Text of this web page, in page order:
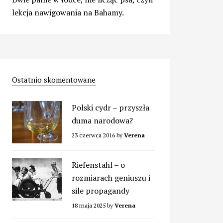
lekcja nawigowania na Bahamy.
Ostatnio skomentowane
Polski cydr – przyszła
duma narodowa?
23 czerwca 2016by Verena
Riefenstahl – o
rozmiarach geniuszu i
sile propagandy
18 maja 2025by Verena